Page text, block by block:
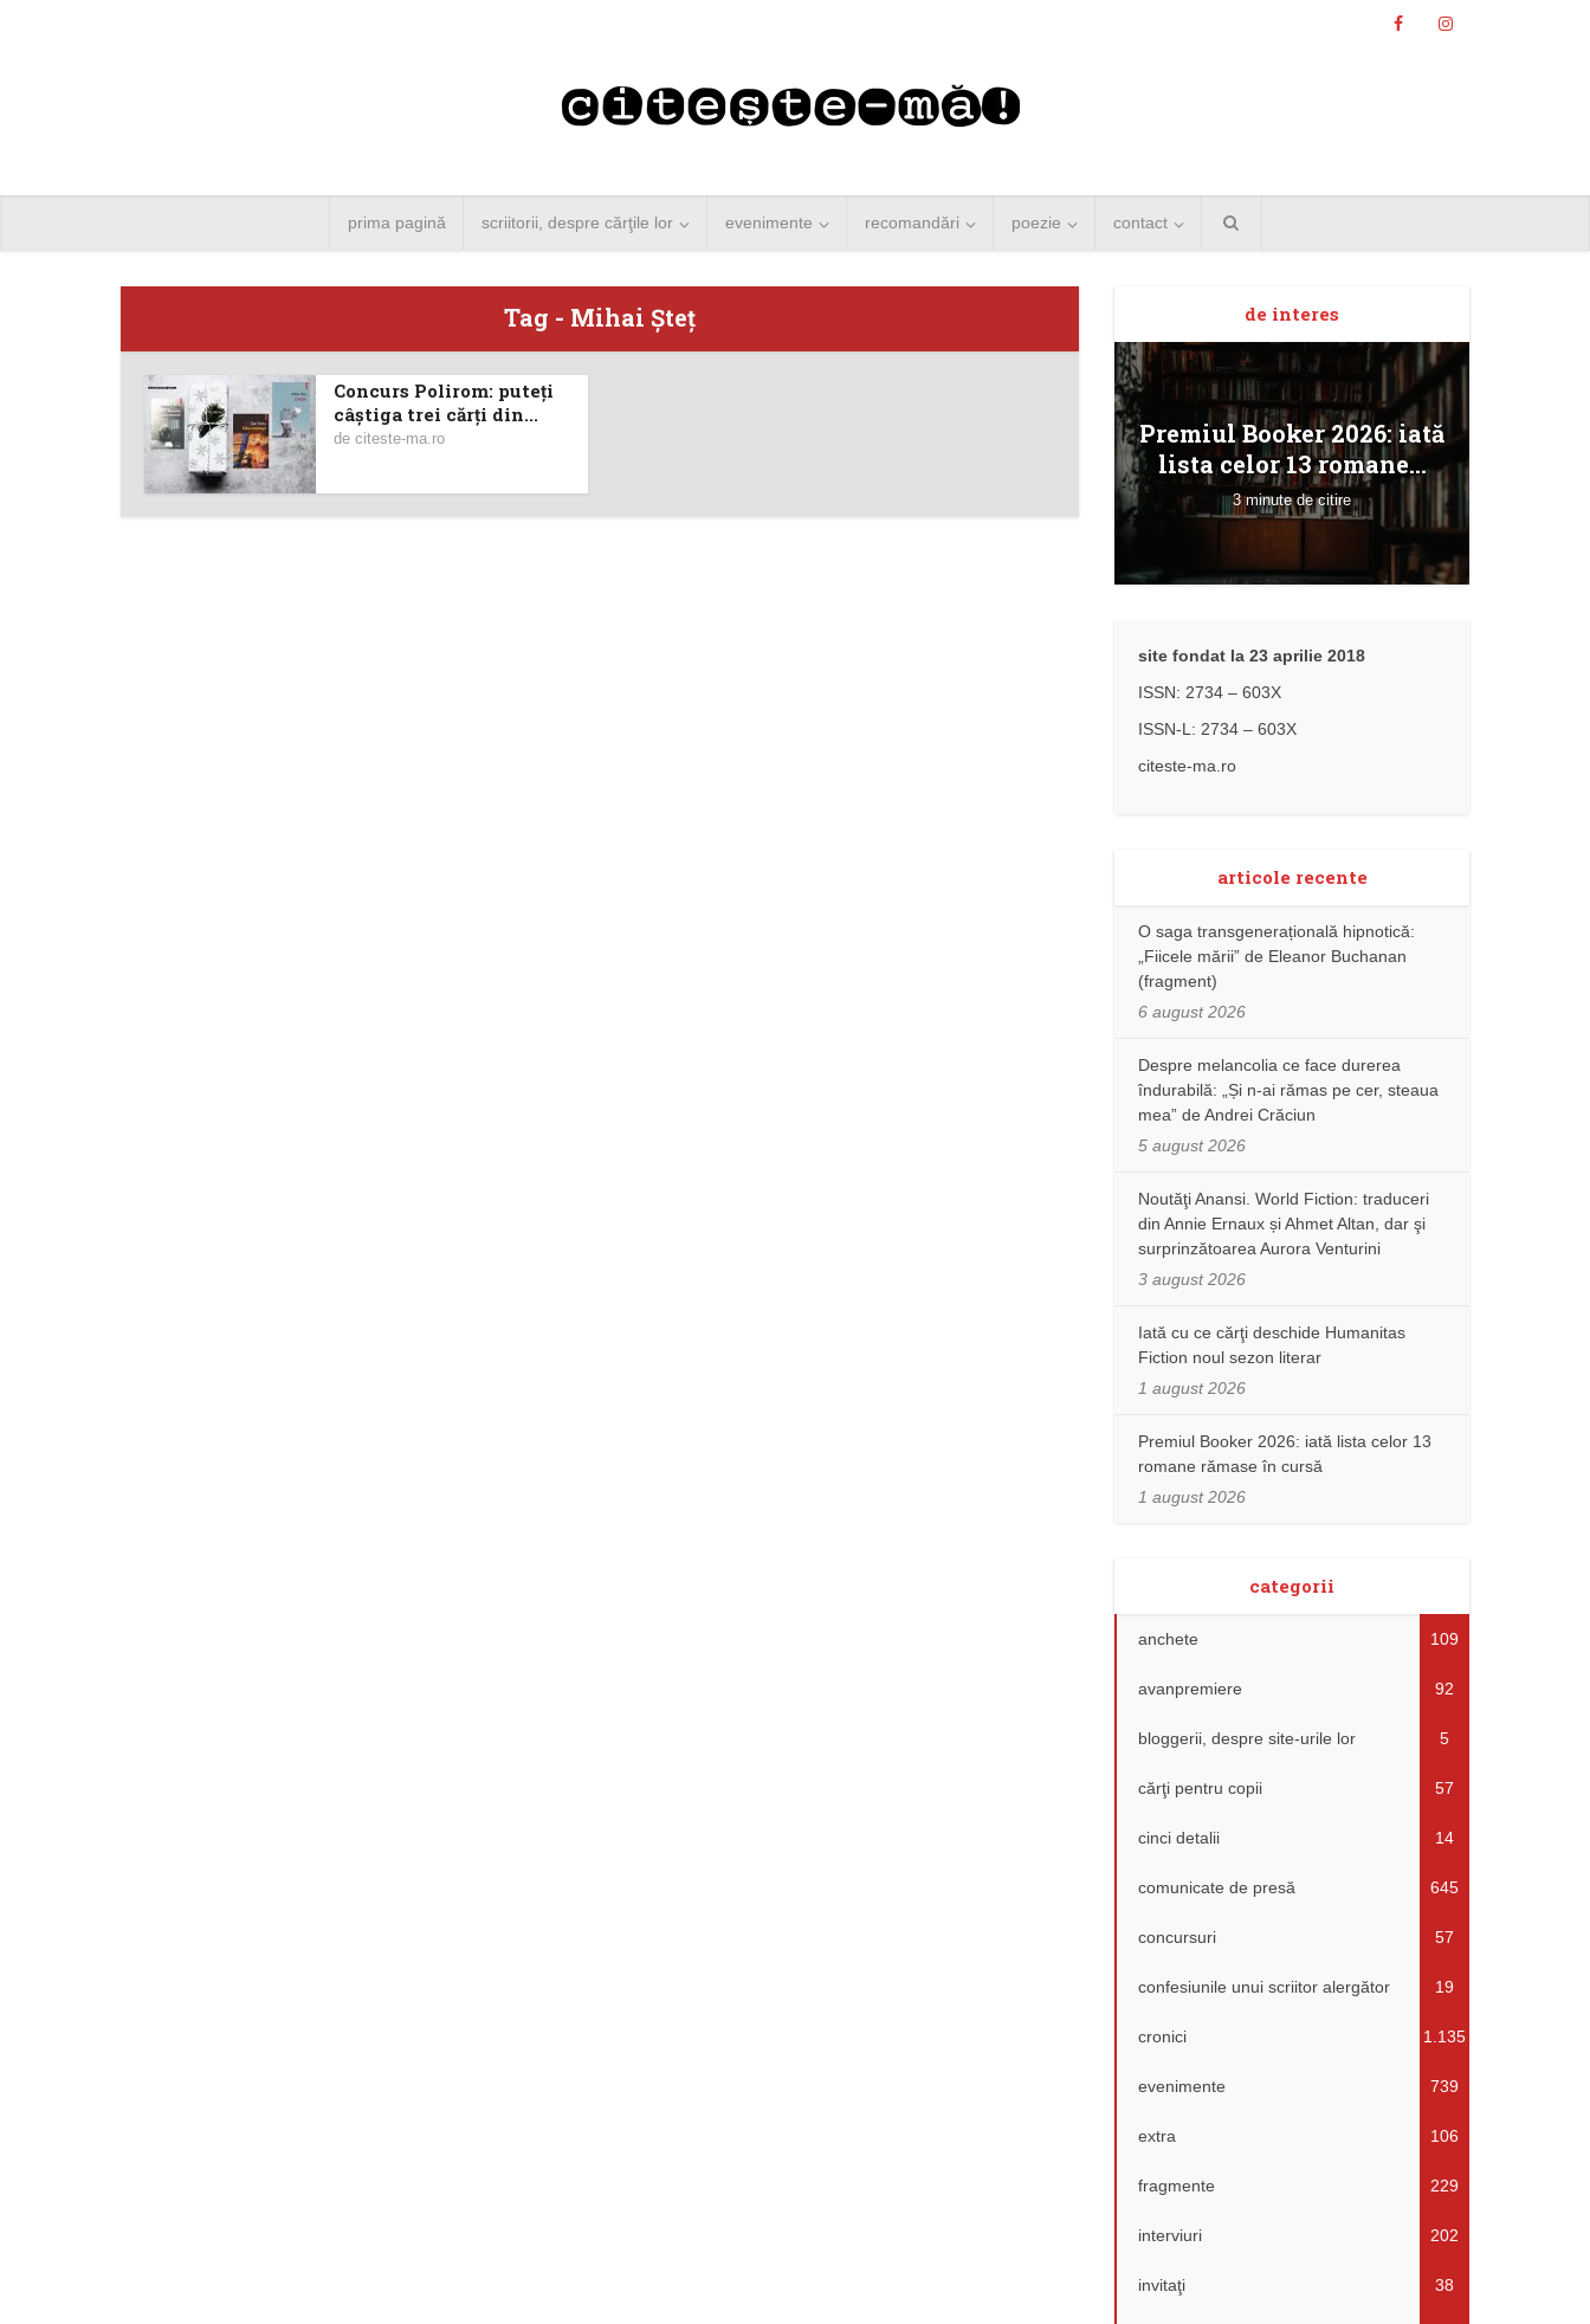
prima pagină scriitorii, despre cărţile lor evenimente recomandări poezie contact
Tag - Mihai Şteţ
Concurs Polirom: puteţi
câştiga trei cărţi din...
de citeste-ma.ro
de interes
Angela Merkel vine la
Premiul Booker 2026: iată
lista celor 13 romane...
3 minute de citire
site fondat la 23 aprilie 2018
ISSN: 2734 – 603X
ISSN-L: 2734 – 603X
citeste-ma.ro
articole recente
O saga transgenerațională hipnotică:
„Fiicele mării” de Eleanor Buchanan
(fragment)
6 august 2026
Despre melancolia ce face durerea
îndurabilă: „Și n-ai rămas pe cer, steaua
mea” de Andrei Crăciun
5 august 2026
Noutăţi Anansi. World Fiction: traduceri
din Annie Ernaux și Ahmet Altan, dar şi
surprinzătoarea Aurora Venturini
3 august 2026
Iată cu ce cărţi deschide Humanitas
Fiction noul sezon literar
1 august 2026
Premiul Booker 2026: iată lista celor 13
romane rămase în cursă
1 august 2026
categorii
anchete 109
avanpremiere 92
bloggerii, despre site-urile lor 5
cărţi pentru copii 57
cinci detalii 14
comunicate de presă 645
concursuri 57
confesiunile unui scriitor alergător 19
cronici 1.135
evenimente 739
extra 106
fragmente 229
interviuri 202
invitaţi 38